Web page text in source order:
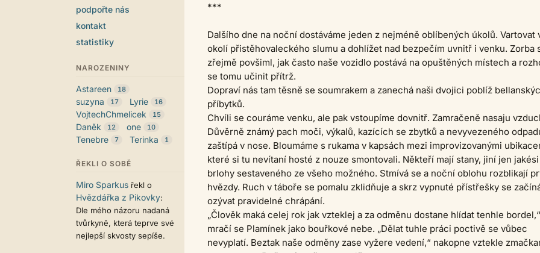
podpořte nás
kontakt
statistiky
NAROZENINY
Astareen 18
suzyna 17 Lyrie 16
VojtechChmelicek 15
Daněk 12 one 10
Tenebre 7 Terinka 1
ŘEKLI O SOBĚ
Miro Sparkus řekl o
Hvězdářka z Pikovky:
Dle mého názoru nadaná
tvůrkyně, která teprve své
nejlepší skvosty sepíše.
***
Dalšího dne na noční dostáváme jeden z nejméně oblíbených úkolů. Vartovat
okolí přistěhovaleckého slumu a dohlížet nad bezpečím uvnitř i venku. Zorba
zřejmě povšiml, jak často naše vozidlo postává na opuštěných místech a
se tomu učinit přítrž.
Dopraví nás tam těsně se soumrakem a zanechá naši dvojici poblíž
příbytků.
Chvíli se couráme venku, ale pak vstoupíme dovnitř. Zamračeně nasaju
Důvěrně známý pach moči, výkalů, kazících se zbytků a nevyvezeného
zaštípá v nose. Bloumáme s rukama v kapsách mezi improvizovanými
které si tu nevítaní hosté z nouze smontovali. Někteří mají stany, jiní jen jakési
brlohy sestaveného ze všeho možného. Stmívá se a noční oblohu rozblikají
hvězdy. Ruch v táboře se pomalu zklidňuje a skrz vypnuté přístřešky se
ozývat pravidelné chrápání.
„Člověk maká celej rok jak vzteklej a za odměnu dostane hlídat tenhle bordel,“
mračí se Plamínek jako bouřkové nebe. „Dělat tuhle práci poctivě se vůbec
nevyplatí. Beztak naše odměny zase vyžere vedení,“ nakopne vztekle